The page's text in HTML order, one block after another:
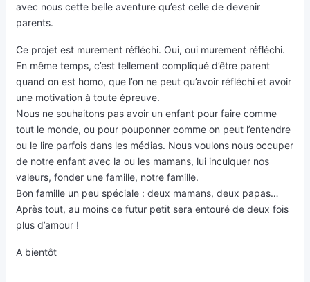
avec nous cette belle aventure qu’est celle de devenir
parents.
Ce projet est murement réfléchi. Oui, oui murement réfléchi.
En même temps, c’est tellement compliqué d’être parent
quand on est homo, que l’on ne peut qu’avoir réfléchi et avoir
une motivation à toute épreuve.
Nous ne souhaitons pas avoir un enfant pour faire comme
tout le monde, ou pour pouponner comme on peut l’entendre
ou le lire parfois dans les médias. Nous voulons nous occuper
de notre enfant avec la ou les mamans, lui inculquer nos
valeurs, fonder une famille, notre famille.
Bon famille un peu spéciale : deux mamans, deux papas…
Après tout, au moins ce futur petit sera entouré de deux fois
plus d’amour !
A bientôt